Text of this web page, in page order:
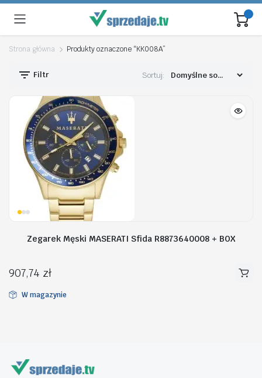
Strona główna Produkty oznaczone “KK008A”
Filtr Sortuj:
Zegarek Męski MASERATI Sfida R8873640008 + BOX
907,74 zł
W magazynie